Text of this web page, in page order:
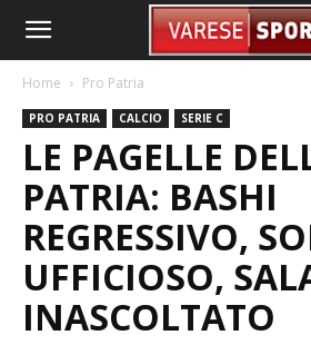
Home Pro Patria
PRO PATRIA CALCIO SERIE C
LE PAGELLE
PATRIA: BASHI
REGRESSIVO,
UFFICIOSO,
INASCOLTATO